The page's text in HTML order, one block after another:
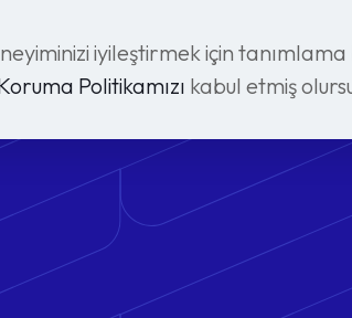
iyileştirmek için
Politikamızı kabul etmiş